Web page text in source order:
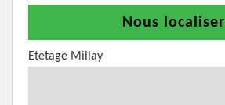
Nous localiser
Etetage Millay